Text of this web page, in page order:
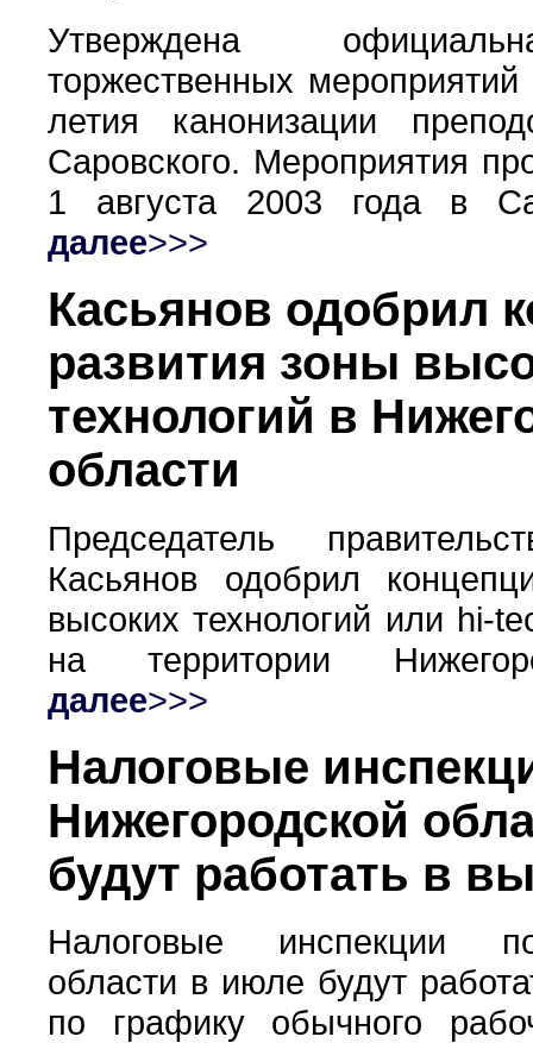
Утверждена
торжественных
летия канонизации
Саровского. Мероприятия
1 августа 2003 года в
далее>>>
Касьянов одобрил
развития зоны
технологий в
области
Председатель
Касьянов одобрил
высоких технологий или hi-
на территории
далее>>>
Налоговые
Нижегородской
будут работать в
Налоговые инспекции
области в июле будут
по графику обычного